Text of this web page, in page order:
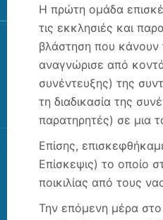
Η πρώτη ομάδα
τις εκκλησιές και
βλάστηση που κάνουν
αναγνώρισε από
συνέντευξης) της
τη διαδικασία της
παρατηρητές) σε μια
Επίσης,
Επίσκεψις) το οποίο
ποικιλίας από τους
Την επόμενη μέρα